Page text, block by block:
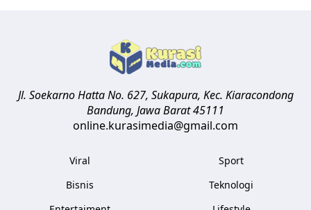
Jl. Soekarno Hatta No. 627, Sukapura, Kec. Kiaracondong
Bandung, Jawa Barat45111
online.kurasimedia@gmail.com
Viral
Bisnis
Sport
Teknologi